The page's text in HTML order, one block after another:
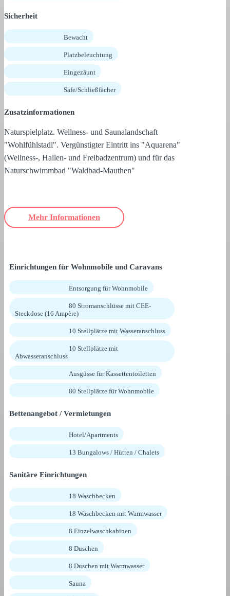
Sicherheit
Bewacht
Platzbeleuchtung
Eingezäunt
Safe/Schließfächer
Zusatzinformationen
Naturspielplatz. Wellness- und Saunalandschaft
"Wohlfühlstadl". Vergünstigter Eintritt ins "Aquarena"
(Wellness-, Hallen- und Freibadzentrum) und für das
Naturschwimmbad "Waldbad-Mauthen"
Mehr Informationen
Einrichtungen für Wohnmobile und Caravans
Entsorgung für Wohnmobile
80 Stromanschlüsse mit CEE-
Steckdose (16 Ampère)
10 Stellplätze mit Wasseranschluss
10 Stellplätze mit
Abwasseranschluss
Ausgüsse für Kassettentoiletten
80 Stellplätze für Wohnmobile
Bettenangebot / Vermietungen
Hotel/Apartments
13 Bungalows / Hütten / Chalets
Sanitäre Einrichtungen
18 Waschbecken
18 Waschbecken mit Warmwasser
8 Einzelwaschkabinen
8 Duschen
8 Duschen mit Warmwasser
Sauna